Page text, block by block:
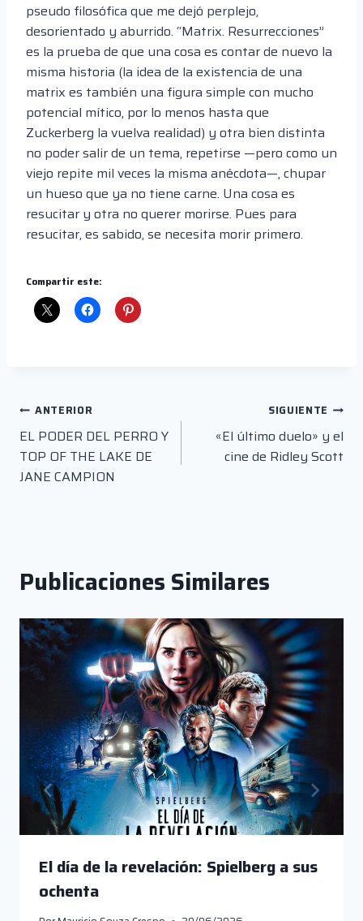
pseudo filosófica que me dejó perplejo,
desorientado y aburrido. “Matrix. Resurrecciones”
es la prueba de que una cosa es contar de nuevo la
misma historia (la idea de la existencia de una
matrix es también una figura simple con mucho
potencial mítico, por lo menos hasta que
Zuckerberg la vuelva realidad) y otra bien distinta
no poder salir de un tema, repetirse —pero como un
viejo repite mil veces la misma anécdota—, chupar
un hueso que ya no tiene carne. Una cosa es
resucitar y otra no querer morirse. Pues para
resucitar, es sabido, se necesita morir primero.
Compartir este:
Navegación
de
entradas
ANTERIOR
EL PODER DEL PERRO Y
TOP OF THE LAKE DE
JANE CAMPION
SIGUIENTE
«El último duelo» y el
cine de Ridley Scott
Publicaciones Similares
El día de la revelación: Spielberg a sus
ochenta